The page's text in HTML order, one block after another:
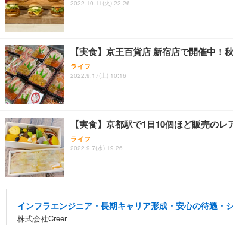
2022.10.11(火) 22:26
【実食】京王百貨店 新宿店で開催中！
ライフ
2022.9.17(土) 10:16
【実食】京都駅で1日10個ほど販売の
ライフ
2022.9.7(水) 19:26
インフラエンジニア・長期キャリア形成・安心の待遇・
株式会社Creer